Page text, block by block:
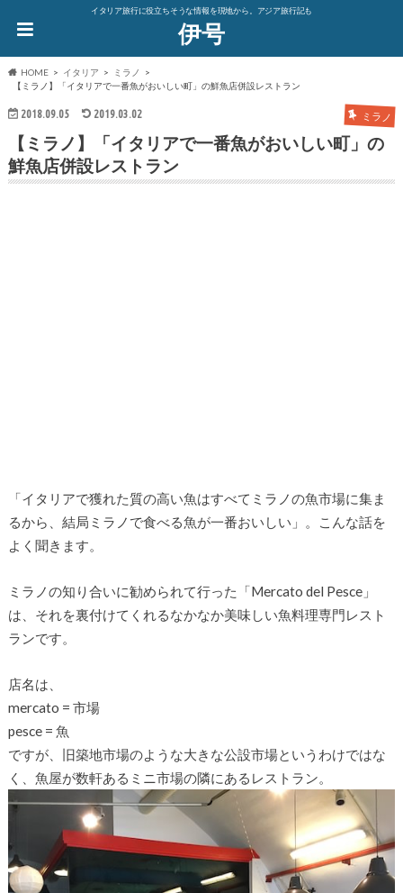
イタリア旅行に役立ちそうな情報を現地から。アジア旅行記も
伊号
HOME イタリア
ミラノ
【ミラノ】「イタリアで一番魚がおいしい町」の鮮魚店併設レストラン
2018.09.05 2019.03.02 ミラノ
【ミラノ】「イタリアで一番魚がおいしい町」の
鮮魚店併設レストラン
「イタリアで獲れた質の高い魚はすべてミラノの魚市場に集ま
るから、結局ミラノで食べる魚が一番おいしい」。こんな話を
よく聞きます。
ミラノの知り合いに勧められて行った「Mercato del Pesce」
は、それを裏付けてくれるなかなか美味しい魚料理専門レスト
ランです。
店名は、
mercato = 市場
pesce = 魚
ですが、旧築地市場のような大きな公設市場というわけではな
く、魚屋が数軒あるミニ市場の隣にあるレストラン。